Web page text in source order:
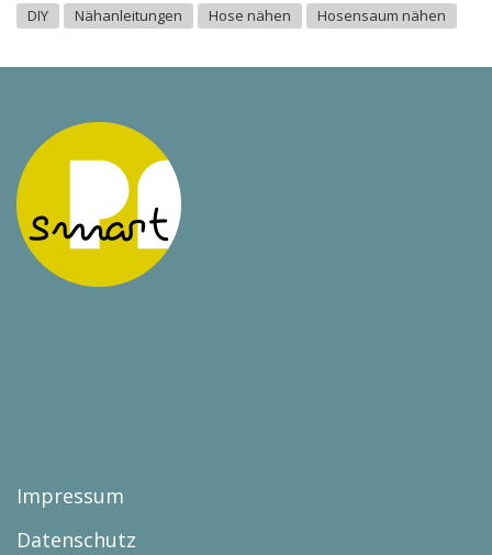
DIY Nähanleitungen Hose nähen Hosensaum nähen
Impressum
Datenschutz